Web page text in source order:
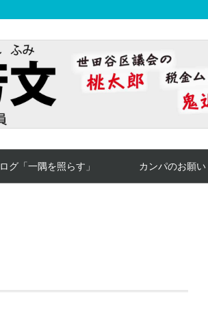
グ「一隅を照らす」 カンパのお願い